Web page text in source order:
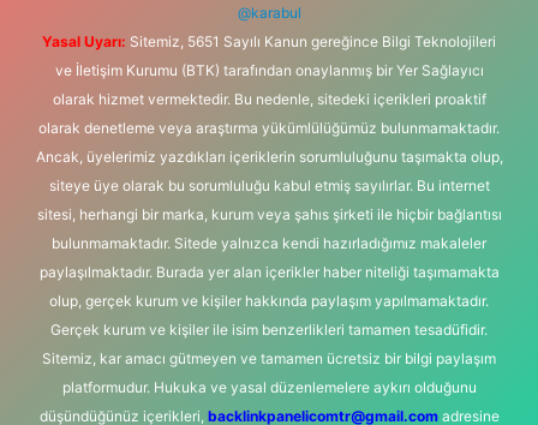
@karabul
Yasal Uyarı: Sitemiz, 5651 Sayılı Kanun gereğince Bilgi Teknolojileri
ve İletişim Kurumu (BTK) tarafından onaylanmış bir Yer Sağlayıcı
olarak hizmet vermektedir. Bu nedenle, sitedeki içerikleri proaktif
olarak denetleme veya araştırma yükümlülüğümüz bulunmamaktadır.
Ancak, üyelerimiz yazdıkları içeriklerin sorumluluğunu taşımakta olup,
siteye üye olarak bu sorumluluğu kabul etmiş sayılırlar. Bu internet
sitesi, herhangi bir marka, kurum veya şahıs şirketi ile hiçbir bağlantısı
bulunmamaktadır. Sitede yalnızca kendi hazırladığımız makaleler
paylaşılmaktadır. Burada yer alan içerikler haber niteliği taşımamakta
olup, gerçek kurum ve kişiler hakkında paylaşım yapılmamaktadır.
Gerçek kurum ve kişiler ile isim benzerlikleri tamamen tesadüfidir.
Sitemiz, kar amacı gütmeyen ve tamamen ücretsiz bir bilgi paylaşım
platformudur. Hukuka ve yasal düzenlemelere aykırı olduğunu
düşündüğünüz içerikleri, backlinkpanelicomtr@gmail.comadresine